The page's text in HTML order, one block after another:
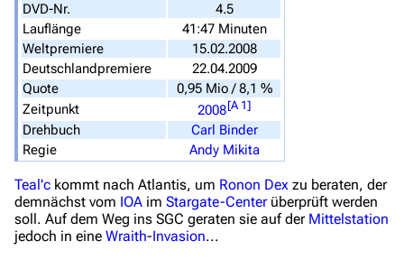
Überblick
Stargate SG-1
Stargate Atlantis
Stargate Universe
Stargate Origins
Stargate Infinity
Stargate-Romane
Filme
DVD-Nr.
4.5
Lauflänge
41:47 Minuten
Weltpremiere
15.02.2008
Deutschlandpremiere
22.04.2009
Quote
0,95 Mio / 8,1 %
Zeitpunkt
2008[A 1]
Drehbuch
Carl Binder
Regie
Andy Mikita
Teal'c kommt nach Atlantis, um Ronon Dex zu beraten, der
demnächst vom IOA im Stargate-Centerüberprüft werden
soll. Auf dem Weg ins SGC geraten sie auf der Mittelstation
jedoch in eine Wraith-Invasion...